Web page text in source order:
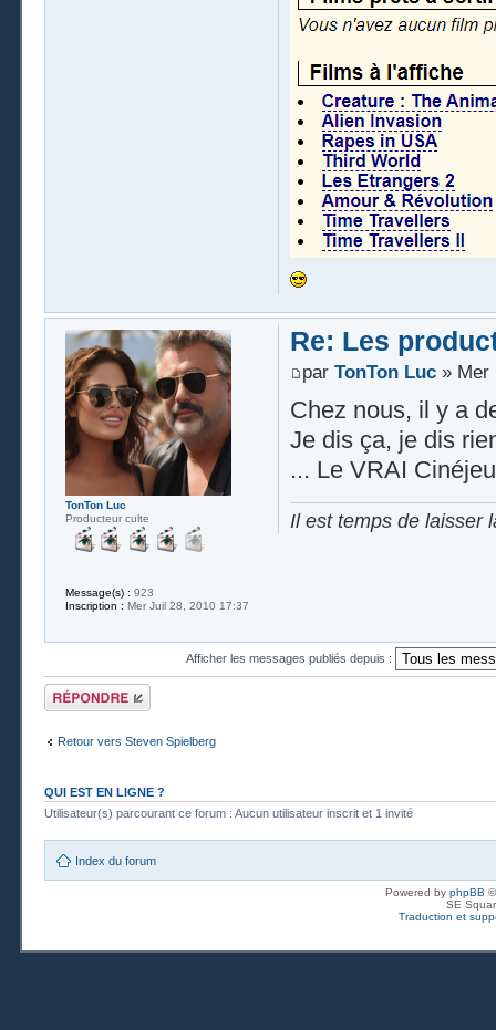
Re: Les
par TonTon Luc» Mer
Chez nous, il y a
Je dis ça, je dis
... Le VRAI
Il est temps de laisser
TonTon Luc
Producteur culte
Message(s) : 923
Inscription : Mer Juil 28, 2010 17:37
Afficher les messages publiés depuis :
Publier une
réponse
Retour vers Steven Spielberg
QUI EST EN LIGNE ?
Utilisateur(s) parcourant ce forum : Aucun utilisateur inscrit et 1 invité
Index du forum
Powered by phpBB
SE
Traduction et